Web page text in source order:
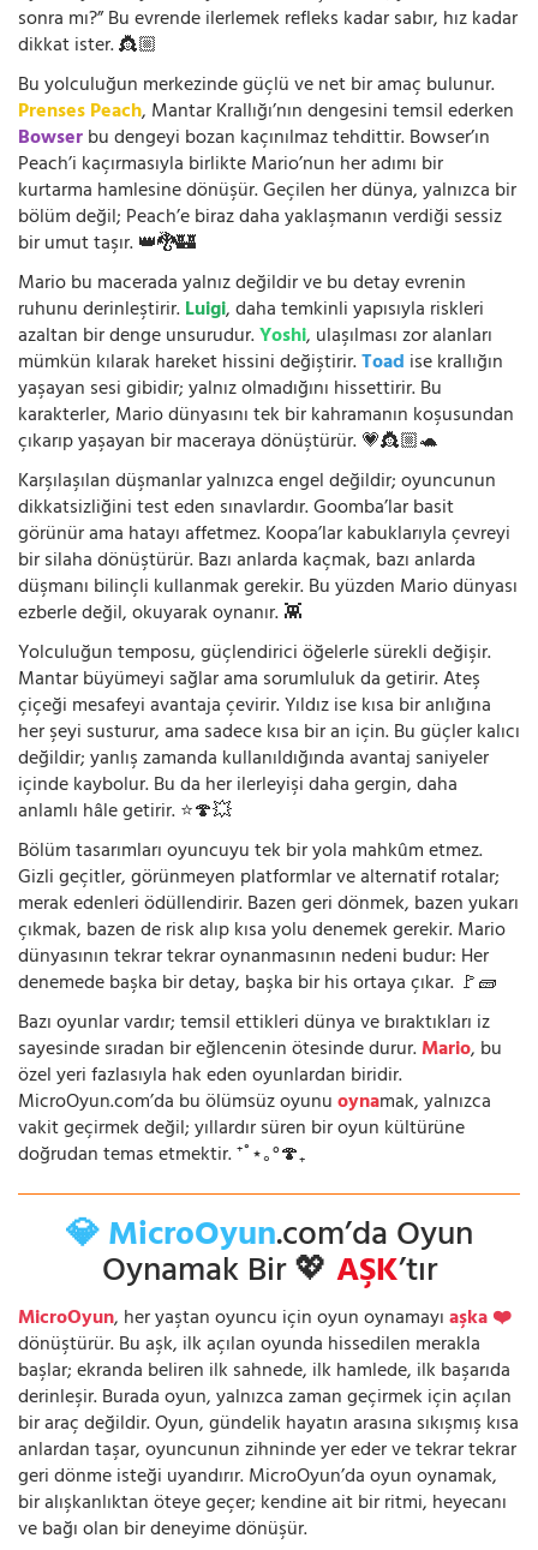
sonra mı?” Bu evrende ilerlemek refleks kadar sabır, hız kadar
dikkat ister. 👸🏼
Bu yolculuğun merkezinde güçlü ve net bir amaç bulunur.
Prenses Peach, Mantar Krallığı’nın dengesini temsil ederken
Bowserbu dengeyi bozan kaçınılmaz tehdittir. Bowser’ın
Peach’i kaçırmasıyla birlikte Mario’nun her adımı bir
kurtarma hamlesine dönüşür. Geçilen her dünya, yalnızca bir
bölüm değil; Peach’e biraz daha yaklaşmanın verdiği sessiz
bir umut taşır. 👑🐉🏰
Mario bu macerada yalnız değildir ve bu detay evrenin
ruhunu derinleştirir.Luigi, daha temkinli yapısıyla riskleri
azaltan bir denge unsurudur.Yoshi, ulaşılması zor alanları
mümkün kılarak hareket hissini değiştirir.Toad ise krallığın
yaşayan sesi gibidir; yalnız olmadığını hissettirir. Bu
karakterler, Mario dünyasını tek bir kahramanın koşusundan
çıkarıp yaşayan bir maceraya dönüştürür. 💗👸🏼🐢
Karşılaşılan düşmanlar yalnızca engel değildir; oyuncunun
dikkatsizliğini test eden sınavlardır. Goomba’lar basit
görünür ama hatayı affetmez. Koopa’lar kabuklarıyla çevreyi
bir silaha dönüştürür. Bazı anlarda kaçmak, bazı anlarda
düşmanı bilinçli kullanmak gerekir. Bu yüzden Mario dünyası
ezberle değil, okuyarak oynanır. 👾
Yolculuğun temposu, güçlendirici öğelerle sürekli değişir.
Mantar büyümeyi sağlar ama sorumluluk da getirir. Ateş
çiçeği mesafeyi avantaja çevirir. Yıldız ise kısa bir anlığına
her şeyi susturur, ama sadece kısa bir an için. Bu güçler kalıcı
değildir; yanlış zamanda kullanıldığında avantaj saniyeler
içinde kaybolur. Bu da her ilerleyişi daha gergin, daha
anlamlı hâle getirir. ⭐🍄💥
Bölüm tasarımları oyuncuyu tek bir yola mahkûm etmez.
Gizli geçitler, görünmeyen platformlar ve alternatif rotalar;
merak edenleri ödüllendirir. Bazen geri dönmek, bazen yukarı
çıkmak, bazen de risk alıp kısa yolu denemek gerekir. Mario
dünyasının tekrar tekrar oynanmasının nedeni budur: Her
denemede başka bir detay, başka bir his ortaya çıkar. 🚩🧱
Bazı oyunlar vardır; temsil ettikleri dünya ve bıraktıkları iz
sayesinde sıradan bir eğlencenin ötesinde durur.Mario, bu
özel yeri fazlasıyla hak eden oyunlardan biridir.
MicroOyun.com’da bu ölümsüz oyunuoynamak, yalnızca
vakit geçirmek değil; yıllardır süren bir oyun kültürüne
doğrudan temas etmektir. ⁺˚⋆｡°🍄₊
💎 MicroOyun.com’da Oyun
Oynamak Bir 💖AŞK’tır
MicroOyun, her yaştan oyuncu için oyun oynamayıaşka ❤️
dönüştürür. Bu aşk, ilk açılan oyunda hissedilen merakla
başlar; ekranda beliren ilk sahnede, ilk hamlede, ilk başarıda
derinleşir. Burada oyun, yalnızca zaman geçirmek için açılan
bir araç değildir. Oyun, gündelik hayatın arasına sıkışmış kısa
anlardan taşar, oyuncunun zihninde yer eder ve tekrar tekrar
geri dönme isteği uyandırır. MicroOyun’da oyun oynamak,
bir alışkanlıktan öteye geçer; kendine ait bir ritmi, heyecanı
ve bağı olan bir deneyime dönüşür.